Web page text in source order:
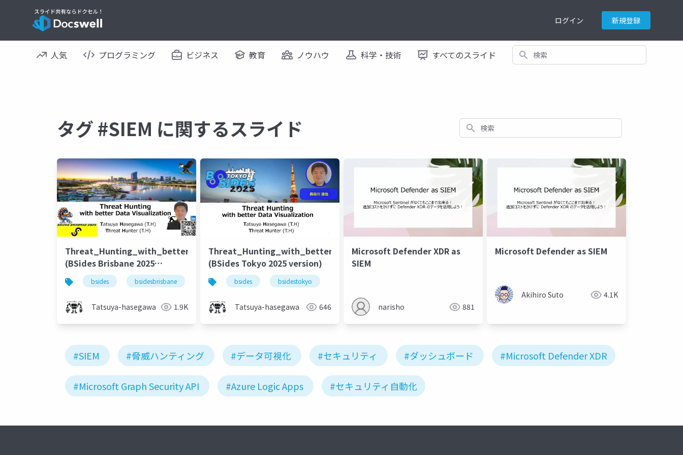
ログイン 新規登録
人気 プログラミング ビジネス 教育 ノウハウ 科学・技術 すべてのスライド 検索
タグ #SIEM に関するスライド 検索
Threat_Hunting_with_better_DataVisualization
(BSides Brisbane 2025
version)bsides bsidesbrisbane threathunting
Tatsuya-hasegawa 1.9K
Threat_Hunting_with_better_DataVisualization
(BSides Tokyo 2025 version)
bsides bsidestokyo
Tatsuya-hasegawa 646
Microsoft Defender XDR as
SIEM
narisho 881
Microsoft Defender as SIEM
Akihiro Suto 4.1K
#SIEM #脅威ハンティング #データ可視化 #セキュリティ #ダッシュボード #Microsoft Defender XDR
#Microsoft Graph Security API #Azure Logic Apps #セキュリティ自動化